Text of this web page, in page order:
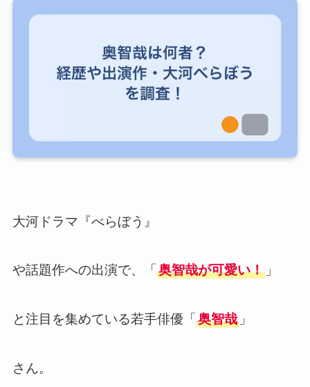
大河ドラマ『べらぼう』
や話題作への出演で、「 奥智哉が可愛い！」
と注目を集めている若手俳優「 奥智哉」
さん。